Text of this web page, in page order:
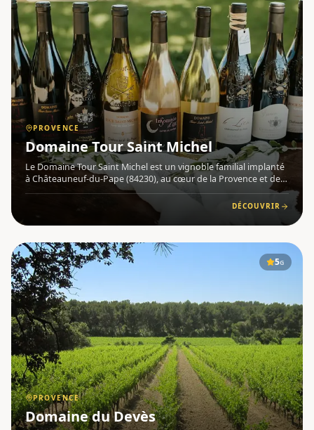
PROVENCE
Domaine Tour Saint Michel
Le Domaine Tour Saint Michel est un vignoble familial implanté
à Châteauneuf-du-Pape (84230), au cœur de la Provence et de
la vallée du Rhône. Propriété de la famille Fabre depuis
plusieurs générations, ce domaine perpétue un savoir-faire v
DÉCOUVRIR
5G
PROVENCE
Domaine du Devès